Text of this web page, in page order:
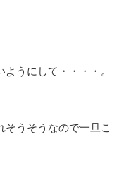
うにして・・・・。
うそうなので一旦こ